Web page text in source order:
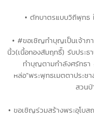
• ตักบาตรแบบวิถีพุทธ
• #ขอเชิญทำบุญเป็นเจ้าภ
นิ้ว(เนื้อทองสัมฤทธิ์ั) รับประธ
ทำบุญตามกำลังศรัทธ
หล่อ"พระพุทธเมตตาประช
สวน
• ขอเชิญร่วมสร้างพระอุโบ